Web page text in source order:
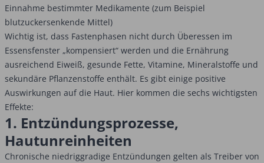
Einnahme bestimmter Medikamente (zum Beispiel
blutzuckersenkende Mittel)
Wichtig ist, dass Fastenphasen nicht durch Überessen im
Essensfenster „kompensiert“ werden und die Ernährung
ausreichend Eiweiß, gesunde Fette, Vitamine, Mineralstoffe und
sekundäre Pflanzenstoffe enthält. Es gibt einige positive
Auswirkungen auf die Haut. Hier kommen die sechs wichtigsten
Effekte:
1. Entzündungsprozesse,
Hautunreinheiten
Chronische niedriggradige Entzündungen gelten als Treiber von